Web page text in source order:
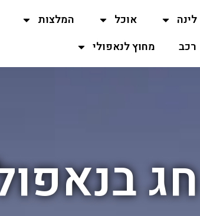
לינה אוכל המלצות
רכב
מחוץ לנאפולי